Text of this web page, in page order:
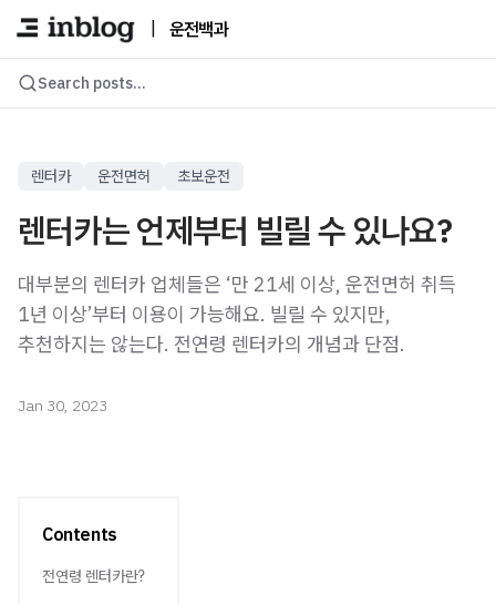
운전백과
Search posts...
렌터카 운전면허 초보운전
렌터카는 언제부터 빌릴 수 있나요?
대부분의 렌터카 업체들은 ‘만 21세 이상, 운전면허 취득
1년 이상’부터 이용이 가능해요. 빌릴 수 있지만,
추천하지는 않는다. 전연령 렌터카의 개념과 단점.
Jan 30, 2023
Contents
전연령 렌터카란?